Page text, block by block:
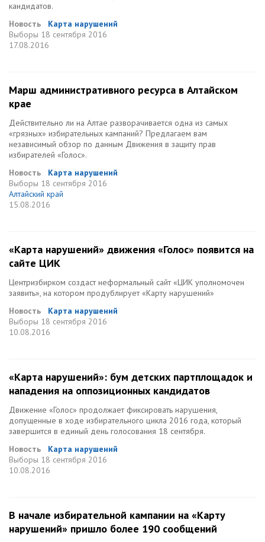
кандидатов.
Новость
Карта нарушений
Выборы 18 сентября 2016
17.08.2016
Марш административного ресурса в Алтайском
крае
Действительно ли на Алтае разворачивается одна из самых
«грязных» избирательных кампаний? Предлагаем вам
независимый обзор по данным Движения в защиту прав
избирателей «Голос».
Новость
Карта нарушений
Выборы 18 сентября 2016
Алтайский край
15.08.2016
«Карта нарушений» движения «Голос» появится на
сайте ЦИК
Центризбирком создаст неформальный сайт «ЦИК уполномочен
заявить», на котором продублирует «Карту нарушений»
Новость
Карта нарушений
Выборы 18 сентября 2016
10.08.2016
«Карта нарушений»: бум детских партплощадок и
нападения на оппозиционных кандидатов
Движение «Голос» продолжает фиксировать нарушения,
допущенные в ходе избирательного цикла 2016 года, который
завершится в единый день голосования 18 сентября.
Новость
Карта нарушений
Выборы 18 сентября 2016
10.08.2016
В начале избирательной кампании на «Карту
нарушений» пришло более 190 сообщений